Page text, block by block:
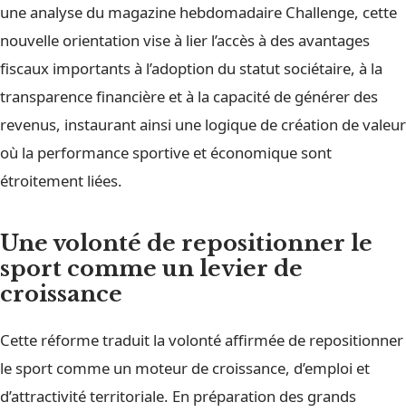
une analyse du magazine hebdomadaire Challenge, cette
nouvelle orientation vise à lier l’accès à des avantages
fiscaux importants à l’adoption du statut sociétaire, à la
transparence financière et à la capacité de générer des
revenus, instaurant ainsi une logique de création de valeur
où la performance sportive et économique sont
étroitement liées.
Une volonté de repositionner le
sport comme un levier de
croissance
Cette réforme traduit la volonté affirmée de repositionner
le sport comme un moteur de croissance, d’emploi et
d’attractivité territoriale. En préparation des grands